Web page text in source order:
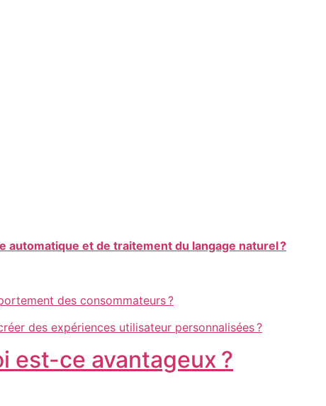
automatique et de traitement du langage naturel ?
des consommateurs ?
des expériences utilisateur personnalisées ?
est-ce avantageux ?